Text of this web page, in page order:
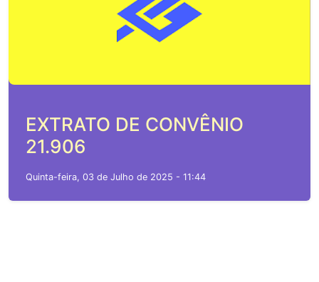
EXTRATO DE CONVÊNIO
21.906
Quinta-feira, 03 de Julho de 2025 - 11:44